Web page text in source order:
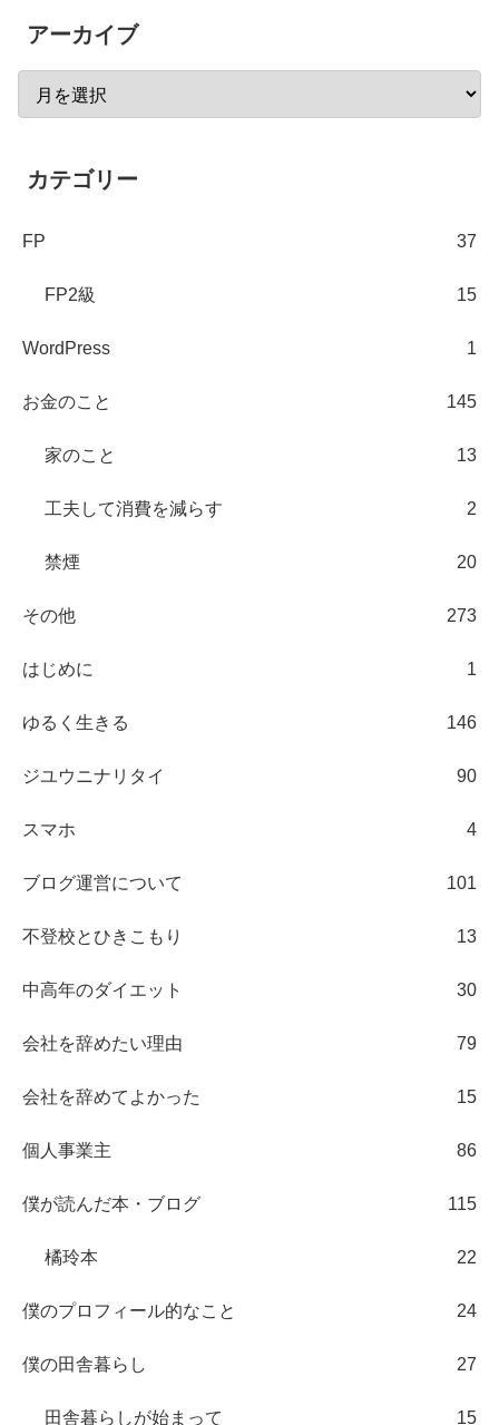
アーカイブ
カテゴリー
FP 37
FP2級 15
WordPress 1
お金のこと 145
家のこと 13
工夫して消費を減らす 2
禁煙 20
その他 273
はじめに 1
ゆるく生きる 146
ジユウニナリタイ 90
スマホ 4
ブログ運営について 101
不登校とひきこもり 13
中高年のダイエット 30
会社を辞めたい理由 79
会社を辞めてよかった 15
個人事業主 86
僕が読んだ本・ブログ 115
橘玲本 22
僕のプロフィール的なこと 24
僕の田舎暮らし 27
田舎暮らしが始まって 15